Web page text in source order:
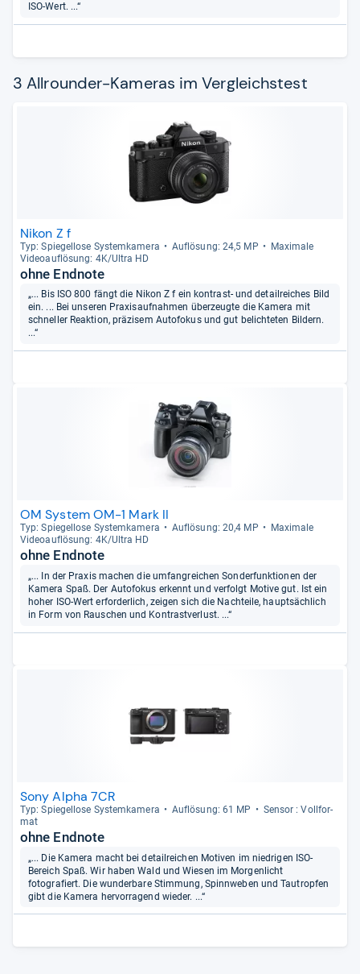
ISO-Wert. ...“
3 Allrounder-Kameras im Vergleichstest
Nikon Z f
Typ: Spie­gel­lose Sys­tem­ka­mera Auf­lö­sung: 24,5 MP
Maxi­male
Videoauf­lö­sung: 4K/Ultra HD
ohne Endnote
„... Bis ISO 800 fängt die Nikon Z f ein kontrast- und detailreiches Bild
ein. ... Bei unseren Praxisaufnahmen überzeugte die Kamera mit
schneller Reaktion, präzisem Autofokus und gut belichteten Bildern.
...“
OM System OM-1 Mark II
Typ: Spie­gel­lose Sys­tem­ka­mera Auf­lö­sung: 20,4 MP
Maxi­male
Videoauf­lö­sung: 4K/Ultra HD
ohne Endnote
„... In der Praxis machen die umfangreichen Sonderfunktionen der
Kamera Spaß. Der Autofokus erkennt und verfolgt Motive gut. Ist ein
hoher ISO-Wert erforderlich, zeigen sich die Nachteile, hauptsächlich
in Form von Rauschen und Kontrastverlust. ...“
Sony Alpha 7CR
Typ: Spie­gel­lose Sys­tem­ka­mera Auf­lö­sung: 61 MP
Sen­sor : Voll­for­
mat
ohne Endnote
„... Die Kamera macht bei detailreichen Motiven im niedrigen ISO-
Bereich Spaß. Wir haben Wald und Wiesen im Morgenlicht
fotografiert. Die wunderbare Stimmung, Spinnweben und Tautropfen
gibt die Kamera hervorragend wieder. ...“